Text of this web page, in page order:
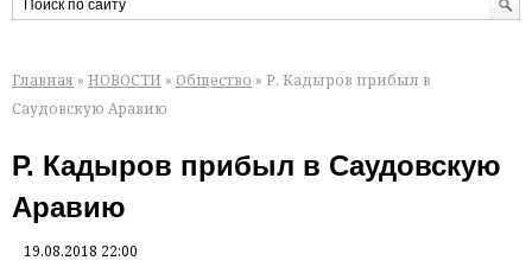
Главная » НОВОСТИ » Общество » Р. Кадыров прибыл в
Саудовскую Аравию
Р. Кадыров прибыл в Саудовскую
Аравию
19.08.2018 22:00